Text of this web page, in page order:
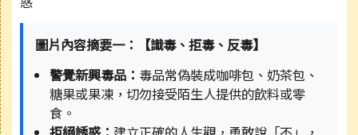
圖片內容摘要一：【識毒、拒毒、反毒】
警覺新興毒品： 毒品常偽裝成咖啡包、奶茶包、
糖果或果凍，切勿接受陌生人提供的飲料或零
食。